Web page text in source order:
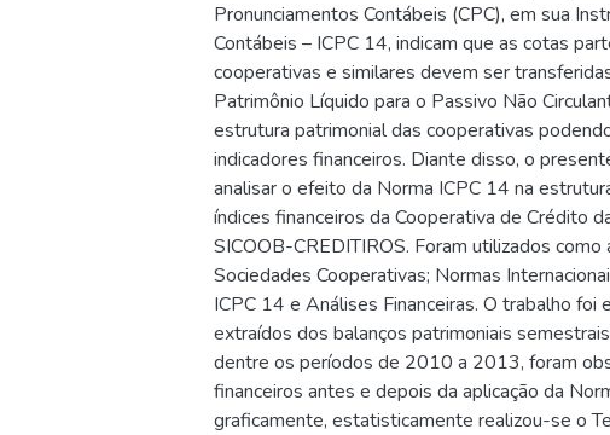
Pronunciamentos Contábeis (CPC), em sua
Contábeis – ICPC 14, indicam que as cotas
cooperativas e similares devem ser
Patrimônio Líquido para o Passivo Não
estrutura patrimonial das cooperativas
indicadores financeiros. Diante disso, o
analisar o efeito da Norma ICPC 14 na
índices financeiros da Cooperativa de Crédito
SICOOB-CREDITIROS. Foram utilizados como
Sociedades Cooperativas; Normas
ICPC 14 e Análises Financeiras. O trabalho foi
extraídos dos balanços patrimoniais
dentre os períodos de 2010 a 2013, foram
financeiros antes e depois da aplicação da
graficamente, estatisticamente realizou-se o